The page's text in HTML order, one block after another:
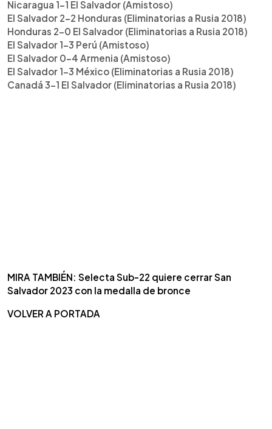
Nicaragua 1-1 El Salvador (Amistoso)
El Salvador 2-2 Honduras (Eliminatorias a Rusia 2018)
Honduras 2-0 El Salvador (Eliminatorias a Rusia 2018)
El Salvador 1-3 Perú (Amistoso)
El Salvador 0-4 Armenia (Amistoso)
El Salvador 1-3 México (Eliminatorias a Rusia 2018)
Canadá 3-1 El Salvador (Eliminatorias a Rusia 2018)
MIRA TAMBIÉN: Selecta Sub-22 quiere cerrar San
Salvador 2023 con la medalla de bronce
VOLVER A PORTADA